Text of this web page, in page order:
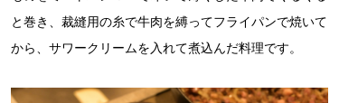
と巻き、裁縫用の糸で牛肉を縛ってフライパンで焼いて
から、サワークリームを入れて煮込んだ料理です。